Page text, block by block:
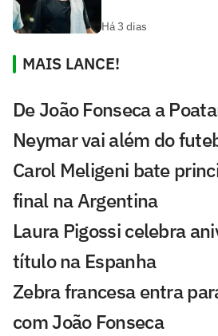
Há 3 dias
MAIS LANCE!
De João Fonseca a
Neymar vai além do
Carol Meligeni bate
final na Argentina
Laura Pigossi celebra
título na Espanha
Zebra francesa entra
com João Fonseca